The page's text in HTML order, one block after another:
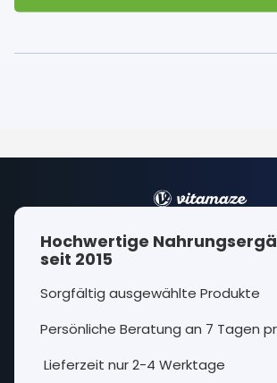
Hochwertige
seit 2015
Sorgfältig ausgewählte Produkte
Persönliche Beratung an 7 Tagen
Lieferzeit nur 2-4 Werktage